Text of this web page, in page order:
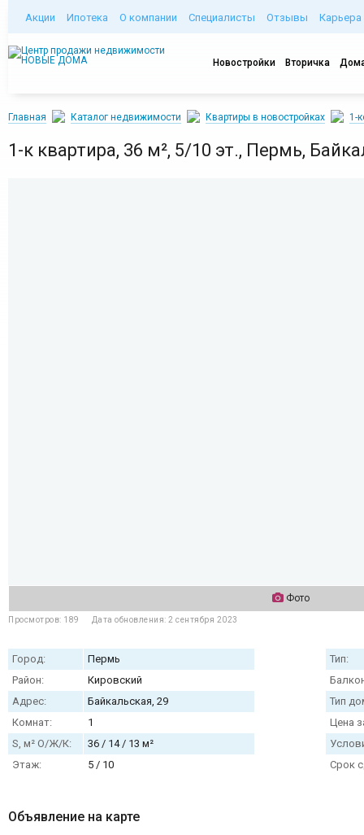
Акции Ипотека О компании Специалисты Отзывы Карьера
Новостройки Вторичка
Главная Каталог недвижимости Квартиры в новостройках 1-
1-к квартира, 36 м², 5/10 эт., Пермь,
Фото
Просмотров: 189 Дата обновления: 2 сентября 2023
Город:
Пермь
Район:
Кировский
Адрес:
Байкальская, 29
Комнат:
1
S, м² О/Ж/К:
36 / 14 / 13 м²
Этаж:
5 / 10
Тип:
Тип
Цена
Срок
Объявление на карте